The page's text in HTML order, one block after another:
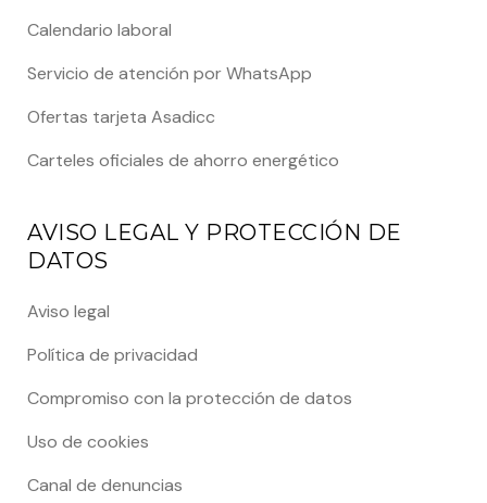
Calendario laboral
Servicio de atención por WhatsApp
Ofertas tarjeta Asadicc
Carteles oficiales de ahorro energético
AVISO LEGAL Y PROTECCIÓN DE
DATOS
Aviso legal
Política de privacidad
Compromiso con la protección de datos
Uso de cookies
Canal de denuncias